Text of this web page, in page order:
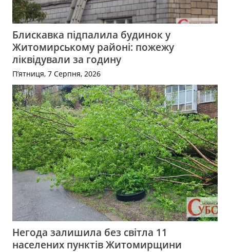
Блискавка підпалила будинок у
Житомирському районі: пожежу
ліквідували за годину
П’ятниця, 7 Серпня, 2026
Негода залишила без світла 11
населених пунктів Житомирщини